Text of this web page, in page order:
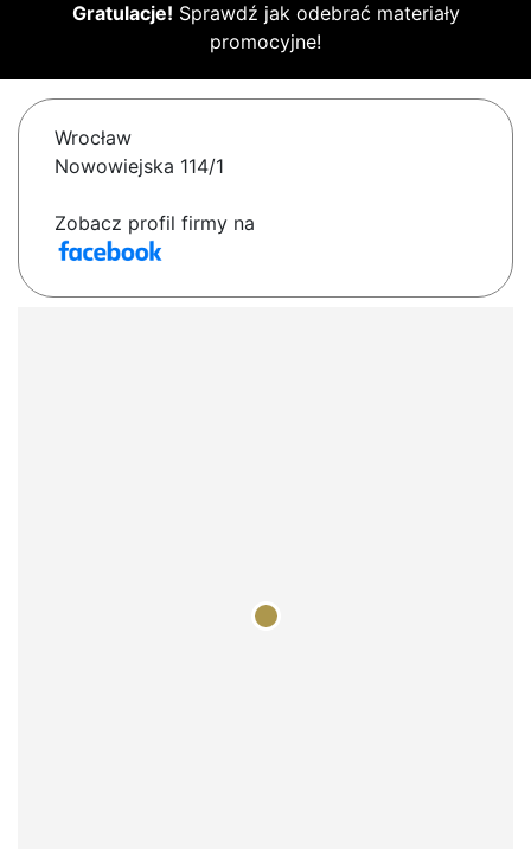
Gratulacje! Sprawdź jak odebrać materiały
promocyjne!
Wrocław
Nowowiejska 114/1
Zobacz profil firmy na